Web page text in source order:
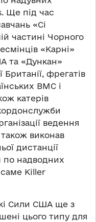
Ще під час
«Сі
частині Чорного
«Карні»
та «Дункан»
фрегатів
ВМС і
катерів
ведення
виконав
дистанції
по надводних
саме Killer
Сили США ще з
цього типу для